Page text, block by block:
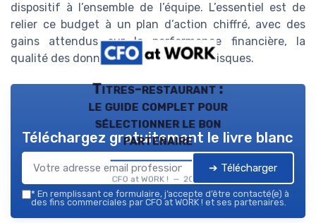
dispositif à l’ensemble de l’équipe. L’essentiel est de
relier ce budget à un plan d’action chiffré, avec des
gains attendus sur la performance financière, la
qualité des données et la gestion des risques.
Titres-restaurant :
le guide complet pour
sélectionner le bon
partenaire
CFO at WORK ! — 2026
Téléchargez gratuitement le livre blanc
➔ Télécharger
* En remplissant ce formulaire, j’accepte d’être contacté(e) à
des fins commerciales par CFO at WORK ! et ses partenaires.